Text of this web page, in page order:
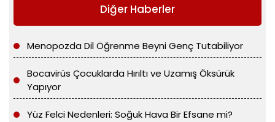
Diğer Haberler
Menopozda Dil Öğrenme Beyni Genç Tutabiliyor
Bocavirüs Çocuklarda Hırıltı ve Uzamış Öksürük
Yapıyor
Yüz Felci Nedenleri: Soğuk Hava Bir Efsane mi?